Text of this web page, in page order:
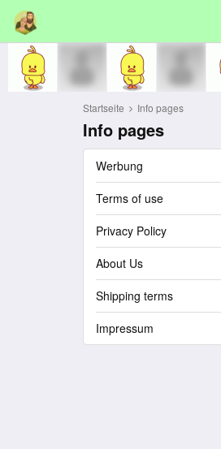
Startseite Info pages
Info pages
Werbung
Terms of use
Privacy Policy
About Us
Shipping terms
Impressum